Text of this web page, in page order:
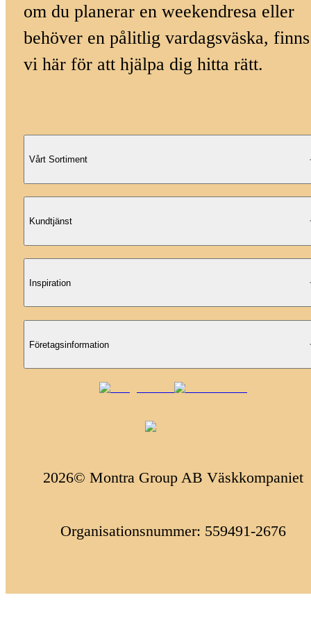
om du planerar en weekendresa eller
behöver en pålitlig vardagsväska, finns
vi här för att hjälpa dig hitta rätt.
Vårt Sortiment
Kundtjänst
Inspiration
Företagsinformation
2026© Montra Group AB Väskkompaniet
Organisationsnummer: 559491-2676